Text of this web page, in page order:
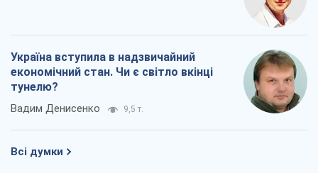
Україна вступила в надзвичайний
економічний стан. Чи є світло вкінці
тунелю?
Вадим Денисенко 9,5 т.
Всі думки